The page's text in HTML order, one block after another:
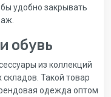
удобно закрывать
обувь
из коллекций
Такой товар
одежда оптом